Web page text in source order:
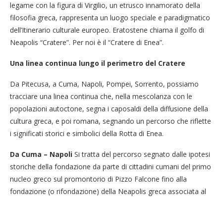
legame con la figura di Virgilio, un etrusco innamorato della
filosofia greca, rappresenta un luogo speciale e paradigmatico
dell’Itinerario culturale europeo. Eratostene chiama il golfo di
Neapolis “Cratere”. Per noi è il “Cratere di Enea”.
Una linea continua lungo il perimetro del Cratere
Da Pitecusa, a Cuma, Napoli, Pompei, Sorrento, possiamo
tracciare una linea continua che, nella mescolanza con le
popolazioni autoctone, segna i caposaldi della diffusione della
cultura greca, e poi romana, segnando un percorso che riflette
i significati storici e simbolici della Rotta di Enea.
Da Cuma – Napoli Si tratta del percorso segnato dalle ipotesi
storiche della fondazione da parte di cittadini cumani del primo
nucleo greco sul promontorio di Pizzo Falcone fino alla
fondazione (o rifondazione) della Neapolis greca associata al